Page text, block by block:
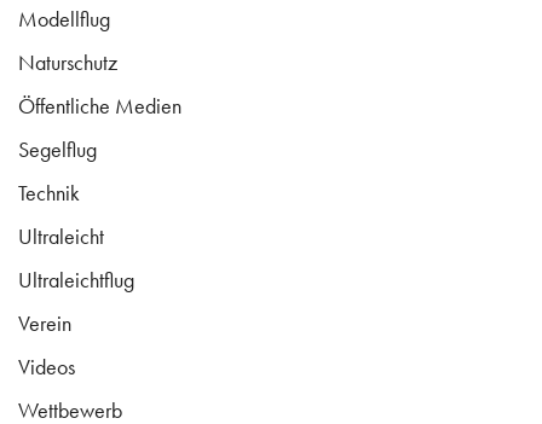
Modellflug
Naturschutz
Öffentliche Medien
Segelflug
Technik
Ultraleicht
Ultraleichtflug
Verein
Videos
Wettbewerb